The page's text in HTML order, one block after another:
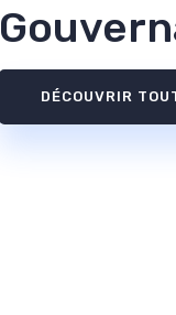
DÉCOUVRIR